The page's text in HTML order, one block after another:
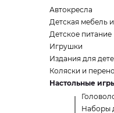
Автокресла
Детская мебель
Детское питание
Игрушки
Издания для
Коляски и
Настольные
Наборы